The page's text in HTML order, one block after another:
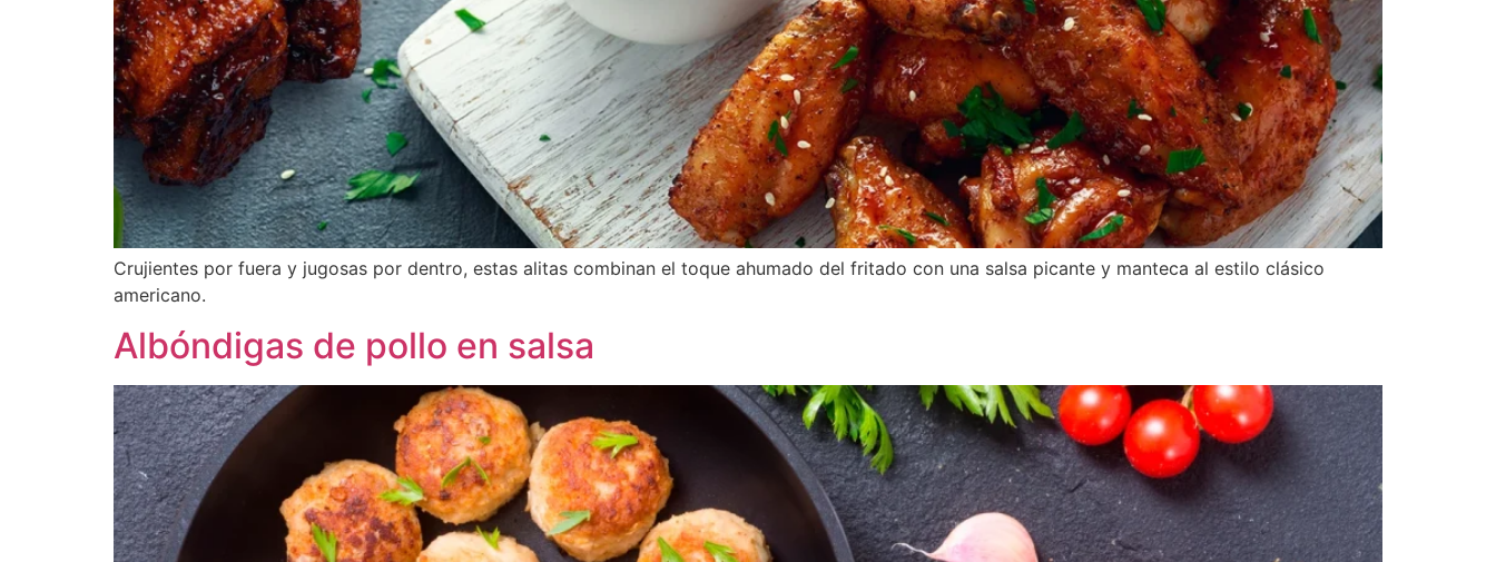
Crujientes por fuera y jugosas por dentro, estas alitas combinan el toque ahumado del fritado con una salsa picante y manteca al estilo clásico
americano.
Albóndigas de pollo en salsa